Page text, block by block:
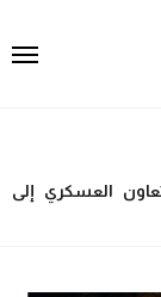
العسكري إلى